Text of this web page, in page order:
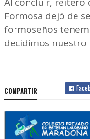
Formosa dejó de
formoseños
decidimos nuestro
COMPARTIR